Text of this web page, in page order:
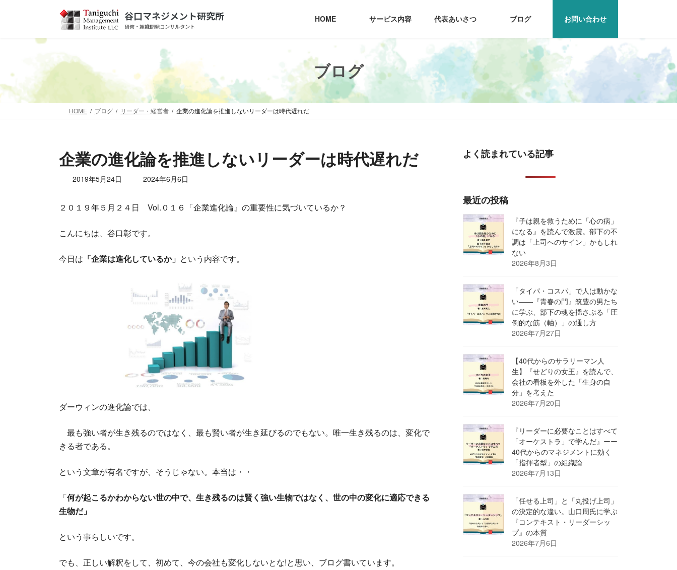
キ
に
HOME サービス内容 代表あいさつ ブログ お問い合わせ
ブログ
HOME ブログ リーダー・経営者 企業の進化論を推進しないリーダーは時代遅れだ
企業の進化論を推進しないリーダーは時代遅れだ
2019年5月24日
最
新
時
2024年6月6日
２０１９年５月２４日 Vol.０１６「企業進化論』の重要性に気づいているか？
こんにちは、谷口彰です。
今日は 「企業は進化しているか」 という内容です。
ダーウィンの進化論では、
最も強い者が生き残るのではなく、最も賢い者が生き延びるのでもない。唯一生き残るのは、変化で
きる者である。
という文章が有名ですが、そうじゃない。本当は・・
「何が起こるかわからない世の中で、生き残るのは賢く強い生物ではなく、世の中の変化に適応できる
生物だ」
という事らしいです。
でも、正しい解釈をして、初めて、今の会社も変化しないとな!と思い、ブログ書いています。
よく読まれている記事
最近の投稿
『子は親を救うために「心の病」
になる』を読んで激震。部下の不
調は「上司へのサイン」かもしれ
ない
2026年8月3日
「タイパ・コスパ」で人は動かな
い――『青春の門』筑豊の男たち
に学ぶ、部下の魂を揺さぶる「圧
倒的な筋（軸）」の通し方
2026年7月27日
【40代からのサラリーマン人
生】『せどりの女王』を読んで、
会社の看板を外した「生身の自
分」を考えた
2026年7月20日
『リーダーに必要なことはすべて
「オーケストラ」で学んだ』ーー
40代からのマネジメントに効く
「指揮者型」の組織論
2026年7月13日
「任せる上司」と「丸投げ上司」
の決定的な違い。山口周氏に学ぶ
『コンテキスト・リーダーシッ
プ』の本質
2026年7月6日